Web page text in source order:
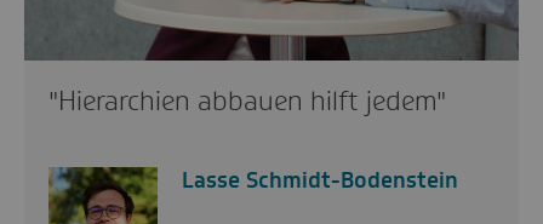
"Hierarchien abbauen hilft jedem"
Lasse Schmidt-Bodenstein